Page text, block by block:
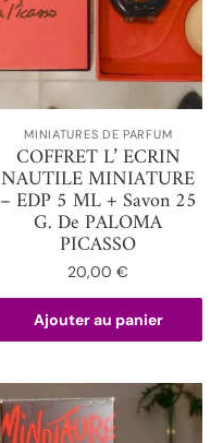
MINIATURES DE PARFUM
COFFRET L’ ECRIN
NAUTILE MINIATURE
– EDP 5 ML + Savon 25
G. De PALOMA
PICASSO
20,00€
Ajouter au panier